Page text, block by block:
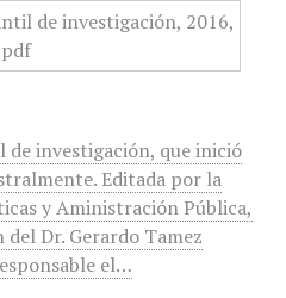
de investigación, que inició
Editada por la
y Aministración Pública,
Dr. Gerardo Tamez
el…